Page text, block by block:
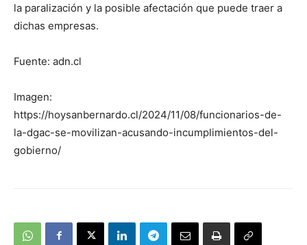
la paralización y la posible afectación que puede traer a
dichas empresas.
Fuente: adn.cl
Imagen:
https://hoysanbernardo.cl/2024/11/08/funcionarios-de-
la-dgac-se-movilizan-acusando-incumplimientos-del-
gobierno/